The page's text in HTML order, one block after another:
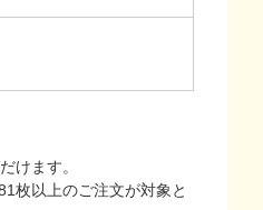
けます。
枚以上のご注文が対象と